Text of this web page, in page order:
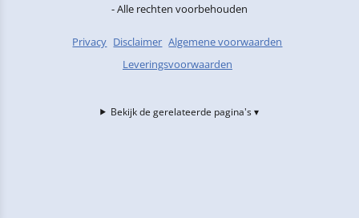
- Alle rechten voorbehouden
Privacy Disclaimer Algemene voorwaarden
Leveringsvoorwaarden
Bekijk de gerelateerde pagina's